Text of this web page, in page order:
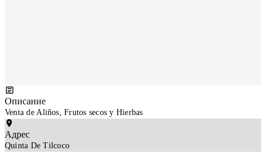
Описание
Venta de Aliños, Frutos secos y Hierbas
Адрес
Quinta De Tilcoco